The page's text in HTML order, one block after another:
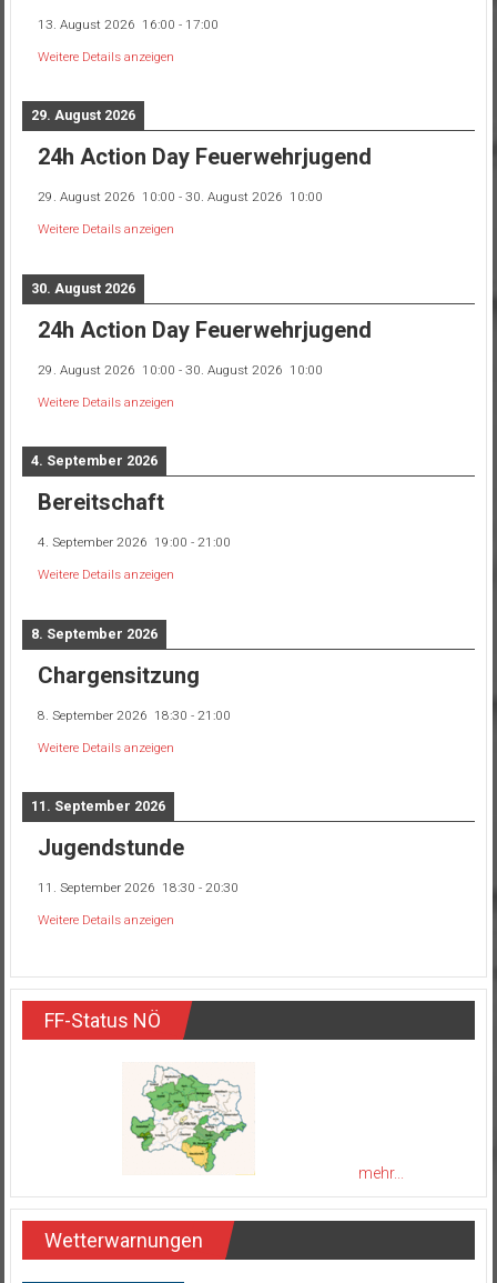
13. August 2026 16:00 - 17:00
Weitere Details anzeigen
29. August 2026
24h Action Day Feuerwehrjugend
29. August 2026 10:00 - 30. August 2026 10:00
Weitere Details anzeigen
30. August 2026
24h Action Day Feuerwehrjugend
29. August 2026 10:00 - 30. August 2026 10:00
Weitere Details anzeigen
4. September 2026
Bereitschaft
4. September 2026 19:00 - 21:00
Weitere Details anzeigen
8. September 2026
Chargensitzung
8. September 2026 18:30 - 21:00
Weitere Details anzeigen
11. September 2026
Jugendstunde
11. September 2026 18:30 - 20:30
Weitere Details anzeigen
FF-Status NÖ
mehr...
Wetterwarnungen